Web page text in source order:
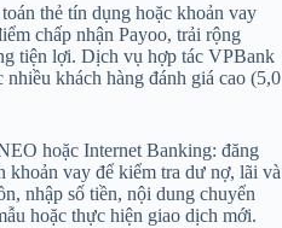
thẻ tín dụng hoặc khoản vay
chấp nhận Payoo, trải rộng
tiện lợi. Dịch vụ hợp tác VPBank
khách hàng đánh giá cao (5,0
hoặc Internet Banking: đăng
vay để kiểm tra dư nợ, lãi và
nhập số tiền, nội dung chuyển
hoặc thực hiện giao dịch mới.